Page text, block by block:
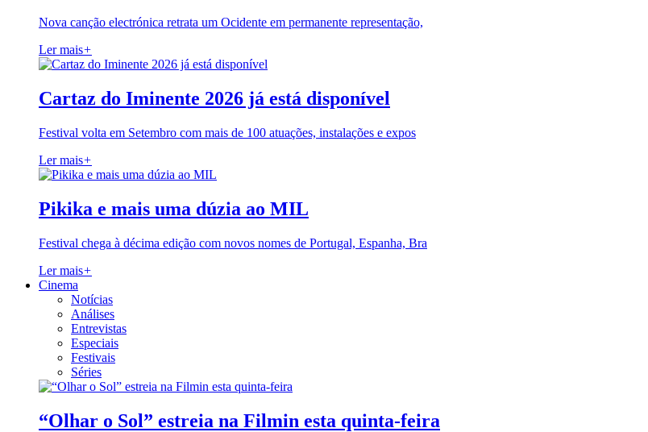
Nova canção electrónica retrata um Ocidente em permanente representação,
Ler mais+
Cartaz do Iminente 2026 já está disponível
Festival volta em Setembro com mais de 100 atuações, instalações e expos
Ler mais+
Pikika e mais uma dúzia ao MIL
Festival chega à décima edição com novos nomes de Portugal, Espanha, Bra
Ler mais+
Cinema
Notícias
Análises
Entrevistas
Especiais
Festivais
Séries
“Olhar o Sol” estreia na Filmin esta quinta-feira